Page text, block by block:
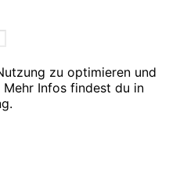
zu optimieren und
Mehr Infos findest du in